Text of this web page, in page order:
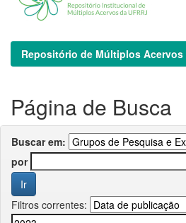
Repositório de Múltiplos Acervos
Página de Busca
Buscar em:
por
Filtros correntes: